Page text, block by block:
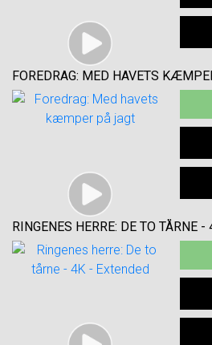
FOREDRAG: MED HAVETS
RINGENES HERRE: DE TO TÅRNE